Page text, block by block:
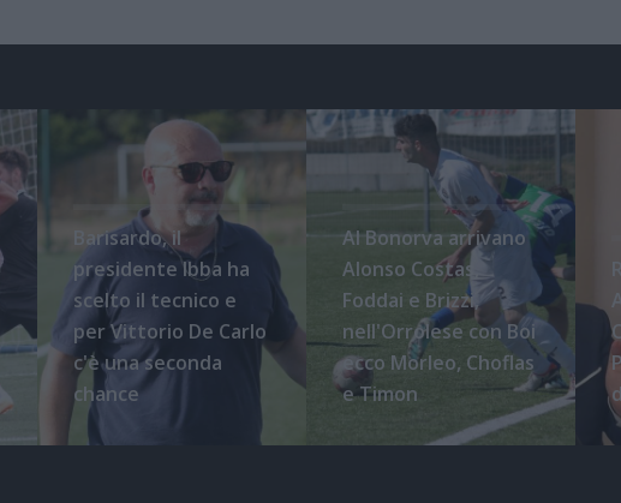
Barisardo, il
presidente Ibba ha
scelto il tecnico e
per Vittorio De Carlo
c'è una seconda
chance
Al Bonorva arrivano
Alonso Costas,
Foddai e Brizzi,
nell'Orrolese con Boi
ecco Morleo, Choflas
e Timon